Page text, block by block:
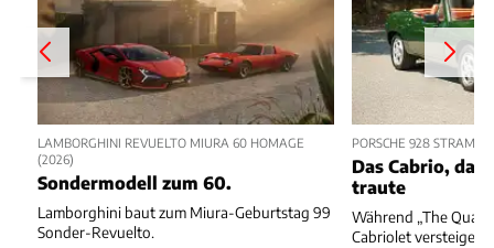
LAMBORGHINI REVUELTO MIURA 60 HOMAGE
(2026)
Sondermodell zum 60.
Lamborghini baut zum Miura-Geburtstag 99
Sonder-Revuelto.
PORSCHE 928
Das Cabrio,
traute
Während „The
Cabriolet versteigert.